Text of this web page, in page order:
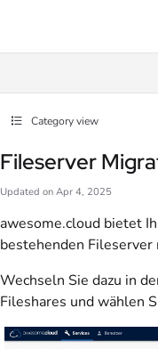
Category view
Fileserver
Updated on Apr 4, 2025
awesome.cloud bietet
bestehenden
Wechseln Sie dazu in
Fileshares und wählen